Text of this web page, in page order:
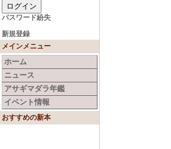
パスワード紛失
新規登録
メインメニュー
ホーム
ニュース
アサギマダラ年鑑
イベント情報
おすすめの新本